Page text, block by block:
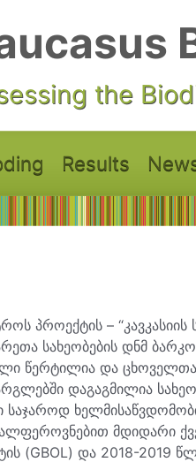
the
Results
პროექტის –
სახეობების დნმ
წერტილია და
დაგაგმილია
მდიდარი
(GBOL) და 2018-2019